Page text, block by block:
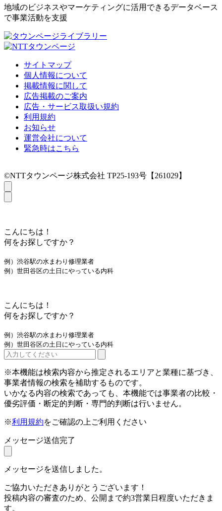
地域のビジネスやマーケティングに活用できるデータベース
で事業活動を支援
サイトマップ
個人情報について
掲載情報に関して
広告掲載のご案内
広告・サービス取扱い規約
利用規約
お知らせ
運営会社について
緊急時はこちら
©NTTタウンページ株式会社 TP25-193号【261029】
こんにちは！
何をお探しですか？
例）渋谷駅の水まわり修理業者
例）世田谷区の土日にやっている内科
こんにちは！
何をお探しですか？
例）渋谷駅の水まわり修理業者
例）世田谷区の土日にやっている内科
※本機能は検索内容から推定されるエリアと業種に基づき、
事業者情報の検索を補助するものです。
いかなる内容の検索であっても、本機能では事業者の比較・
優劣評価・断定的判断・専門的判断は行いません。
※利用規約をご確認の上ご利用ください
メッセージ送信完了
メッセージを送信しました。
ご協力いただきありがとうございます！
投稿内容の審査のため、公開まで約3営業日程度いただきま
す。